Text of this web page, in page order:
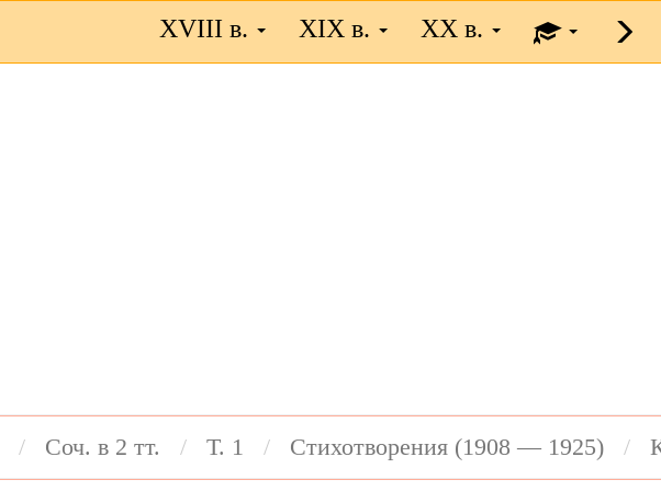
XVIII в. XIX в. XX в.
Соч. в 2 тт. Т. 1 Стихотворения (1908 — 1925)